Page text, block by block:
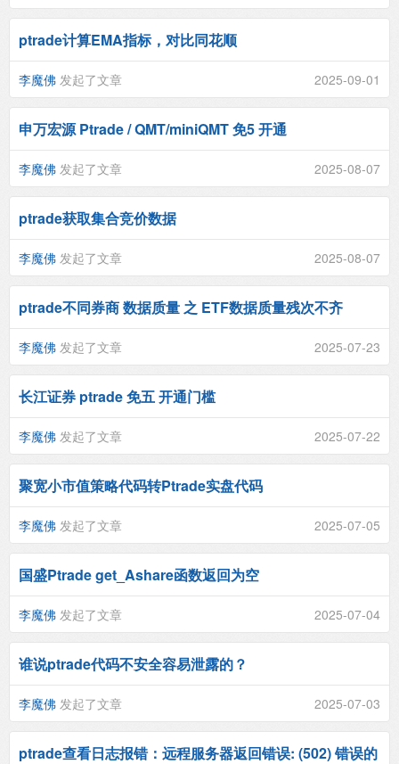
ptrade计算EMA指标，对比同花顺
李魔佛 发起了文章 2025-09-01
申万宏源 Ptrade / QMT/miniQMT 免5 开通
李魔佛 发起了文章 2025-08-07
ptrade获取集合竞价数据
李魔佛 发起了文章 2025-08-07
ptrade不同券商 数据质量 之 ETF数据质量残次不齐
李魔佛 发起了文章 2025-07-23
长江证券 ptrade 免五 开通门槛
李魔佛 发起了文章 2025-07-22
聚宽小市值策略代码转Ptrade实盘代码
李魔佛 发起了文章 2025-07-05
国盛Ptrade get_Ashare函数返回为空
李魔佛 发起了文章 2025-07-04
谁说ptrade代码不安全容易泄露的？
李魔佛 发起了文章 2025-07-03
ptrade查看日志报错：远程服务器返回错误: (502) 错误的